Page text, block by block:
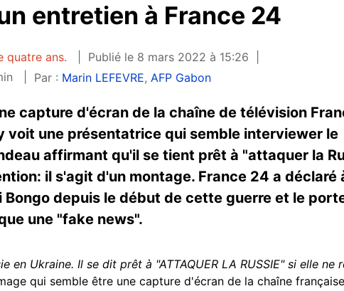
entretien à France 24
quatre ans.
Publié le 8 mars 2022 à 15:26
Par : Marin LEFEVRE, AFP Gabon
capture d'écran de la chaîne de télévision
voit une présentatrice qui semble interviewer le
affirmant qu'il se tient prêt à "attaquer la
il s'agit d'un montage. France 24 a déclaré
depuis le début de cette guerre et le
une "fake news".
en Ukraine. Il se dit prêt à "ATTAQUER LA RUSSIE" si elle ne
qui semble être une capture d'écran de la chaîne